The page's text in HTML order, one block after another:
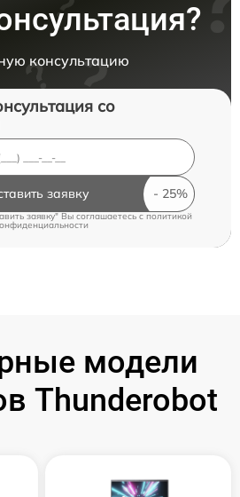
консультацию
со
заявку
заявку" Вы соглашаетесь c политикой
модели
Thunderobot